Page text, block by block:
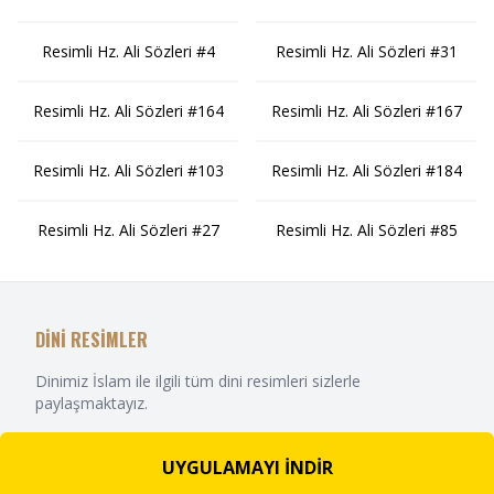
UYGULAMAYI İNDİR
Resimli Hz. Ali Sözleri #4
Resimli Hz. Ali Sözleri #164
Resimli Hz. Ali Sözleri #103
Resimli Hz. Ali Sözleri #27
Resimli Hz. Ali Sözleri #31
Resimli Hz. Ali Sözleri #167
Resimli Hz. Ali Sözleri #184
Resimli Hz. Ali Sözleri #85
DİNİ RESİMLER
Dinimiz İslam ile ilgili tüm dini resimleri sizlerle
paylaşmaktayız.